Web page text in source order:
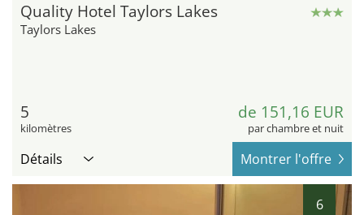
Quality Hotel Taylors Lakes
Taylors Lakes
5
kilomètres
de 151,16 EUR
par chambre et nuit
Détails Montrer l'offre
6